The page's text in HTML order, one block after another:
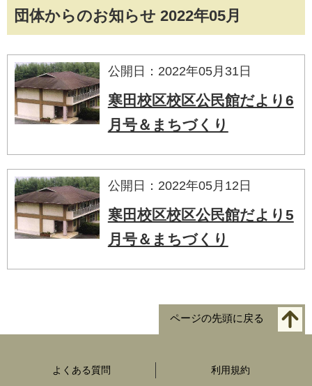
団体からのお知らせ 2022年05月
公開日：2022年05月31日
寒田校区校区公民館だより6
月号＆まちづくり
公開日：2022年05月12日
寒田校区校区公民館だより5
月号＆まちづくり
ページの先頭に戻る
よくある質問 利用規約